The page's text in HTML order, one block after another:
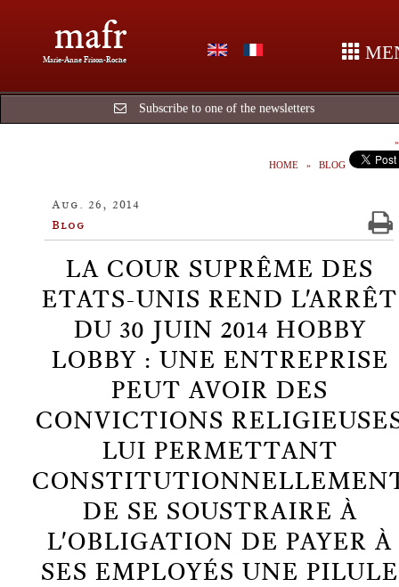
mafr
Marie-Anne Frison-Roche
Subscribe to one of the newsletters
HOME BLOG
Aug. 26, 2014
Blog
LA COUR SUPRÊME DES
ETATS-UNIS REND L'ARRÊT
DU 30 JUIN 2014 HOBBY
LOBBY : UNE ENTREPRISE
PEUT AVOIR DES
CONVICTIONS
LUI PERMETTANT
DE SE SOUSTRAIRE À
L'OBLIGATION DE PAYER À
SES EMPLOYÉS UNE PILULE